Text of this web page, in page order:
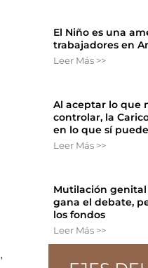
El Niño es una
trabajadores en
Leer Más >>
Al aceptar lo que
controlar, la
en lo que sí puede
Leer Más >>
Mutilación
gana el debate,
los fondos
Leer Más >>